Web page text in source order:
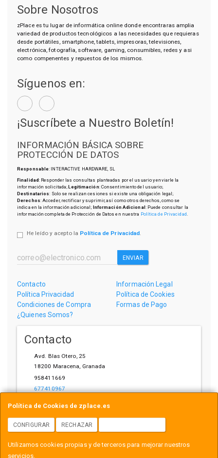
Política de Cookies de zplace.es
CONFIGURAR RECHAZAR
Utilizamos cookies propias y de terceros para mejorar nuestros
servicios.
Sobre Nosotros
zPlace es tu lugar de informática online donde encontraras amplia
variedad de productos tecnológicos a las necesidades que requieras
desde portátiles, smartphone, tablets, impresoras, televisiones,
electrónica, fotografía, software, gaming, consumibles, redes y asi
como compenentes y repuestos de los mismos.
Síguenos en:
¡Suscríbete a Nuestro Boletín!
INFORMACIÓN BÁSICA SOBRE
PROTECCIÓN DE DATOS
Responsable: INTERACTIVE HARDWARE, SL
Finalidad: Responder las consultas planteadas por el usuario y enviarle la
información solicitada;Legitimación: Consentimiento del usuario;
Destinatarios: Solo se realizan cesiones si existe una obligación legal;
Derechos: Acceder, rectificar y suprimir, así como otros derechos, como se
indica en la información adicional; Información Adicional: Puede consultar la
información completa de Protección de Datos en nuestra Política de Privacidad
He leído y acepto la Política de Privacidad.
ENVIAR
Contacto
Información Legal
Política Privacidad
Política de Cookies
Condiciones de Compra
Formas de Pago
¿Quienes Somos?
Contacto
Avd. Blas Otero, 25
18200 Maracena, Granada
958411669
677410967
Horario
L-V: 10:00-14:00, 17:00-21:00